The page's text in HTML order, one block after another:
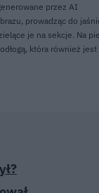
przez AI
prowadząc do
je na sekcje. Na
która również